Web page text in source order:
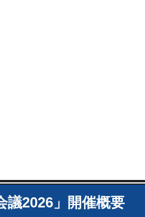
議2026」開催概要